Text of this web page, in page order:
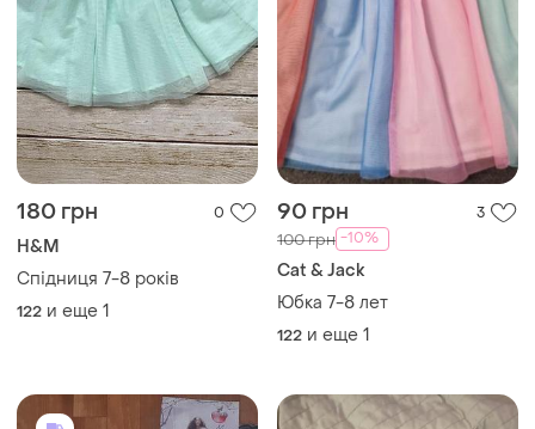
180 грн 0
H&M
Спідниця 7-8 років
122 и еще 1
90 грн 3
100 грн -10%
Cat & Jack
Юбка 7-8 лет
122 и еще 1